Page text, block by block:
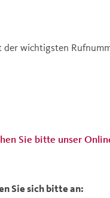
der wichtigsten
Sie bitte unser
Sie sich bitte an: